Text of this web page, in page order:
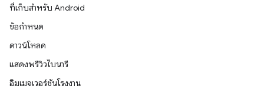
ที่เก็บสำหรับ Android
ข้อกำหนด
ดาวน์โหลด
แสดงพรีวิวไบนารี
อิมเมจเวอร์ชันโรงงาน